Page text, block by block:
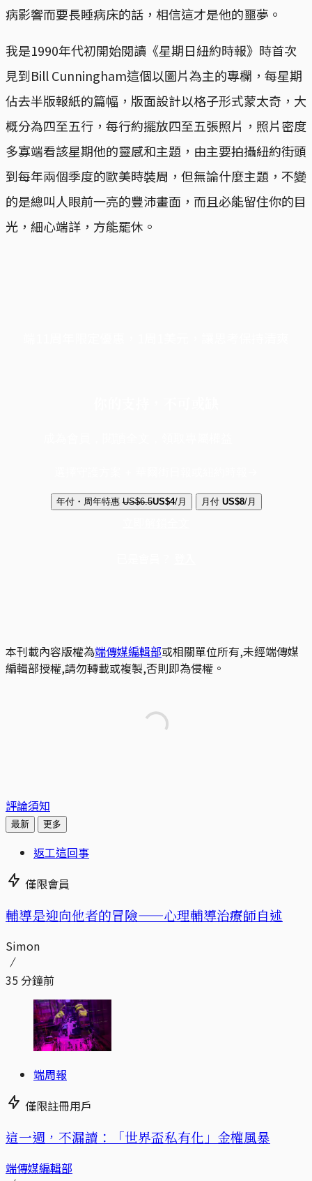
病影響而要長睡病床的話，相信這才是他的噩夢。
我是1990年代初開始閱讀《星期日紐約時報》時首次
見到Bill Cunningham這個以圖片為主的專欄，每星期
佔去半版報紙的篇幅，版面設計以格子形式蒙太奇，大
概分為四至五行，每行約擺放四至五張照片，照片密度
多寡端看該星期他的靈感和主題，由主要拍攝紐約街頭
到每年兩個季度的歐美時裝周，但無論什麼主題，不變
的是總叫人眼前一亮的豐沛畫面，而且必能留住你的目
光，細心端詳，方能罷休。
年付・周年特惠 US$6.5US$4/月 月付 US$8/月
本刊載內容版權為端傳媒編輯部或相關單位所有,未經端傳媒
編輯部授權,請勿轉載或複製,否則即為侵權。
評論須知
最新 更多
返工這回事
僅限會員
輔導是迎向他者的冒險——心理輔導治療師自述
Simon
35 分鐘前
端周報
僅限註冊用戶
這一週，不漏讀：「世界盃私有化」金權風暴
端傳媒編輯部